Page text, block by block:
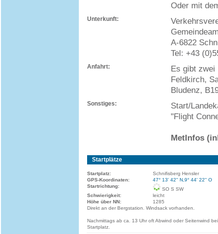
Oder mit
Unterkunft:
A-6822
Tel: +43
Anfahrt:
Es gibt zwei
Feldkirch,
Bludenz,
Sonstiges:
Start/
"Flight
MetInfos
Startplätze
Startplatz:
Schnifisberg Hensler
GPS-Koordinaten:
47° 13' 42'' N,9° 44' 22'' O
Startrichtung:
SO S SW
Schwierigkeit:
leicht
Höhe über NN:
1285
Direkt an der Bergstation. Windsack vorhanden.
Nachmittags ab ca. 13 Uhr oft Abwind oder Seitenwind
Startplatz.